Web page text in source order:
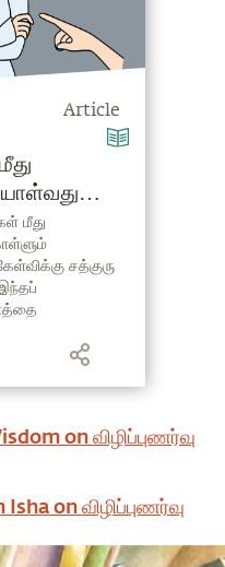
Article
Tamil)
மீது
சத்குரு
onவிழிப்புணர்வு
Isha onவிழிப்புணர்வு